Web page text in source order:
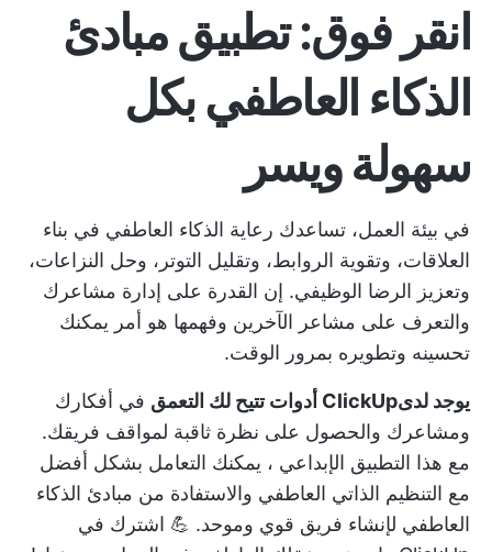
انقر فوق: تطبيق مبادئ
الذكاء العاطفي بكل
سهولة ويسر
في بيئة العمل، تساعدك رعاية الذكاء العاطفي في بناء
العلاقات، وتقوية الروابط، وتقليل التوتر، وحل النزاعات،
وتعزيز الرضا الوظيفي. إن القدرة على إدارة مشاعرك
والتعرف على مشاعر الآخرين وفهمها هو أمر يمكنك
تحسينه وتطويره بمرور الوقت.
يوجد لدىClickUp أدوات تتيح لك التعمق
في أفكارك
ومشاعرك والحصول على نظرة ثاقبة لمواقف فريقك.
مع هذا التطبيق الإبداعي ، يمكنك التعامل بشكل أفضل
مع التنظيم الذاتي العاطفي والاستفادة من مبادئ الذكاء
العاطفي لإنشاء فريق قوي وموحد. 💪 اشترك في